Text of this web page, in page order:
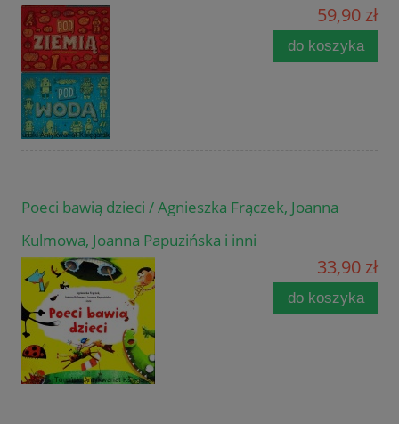
59,90 zł
do koszyka
Poeci bawią dzieci / Agnieszka Frączek, Joanna
Kulmowa, Joanna Papuzińska i inni
33,90 zł
do koszyka